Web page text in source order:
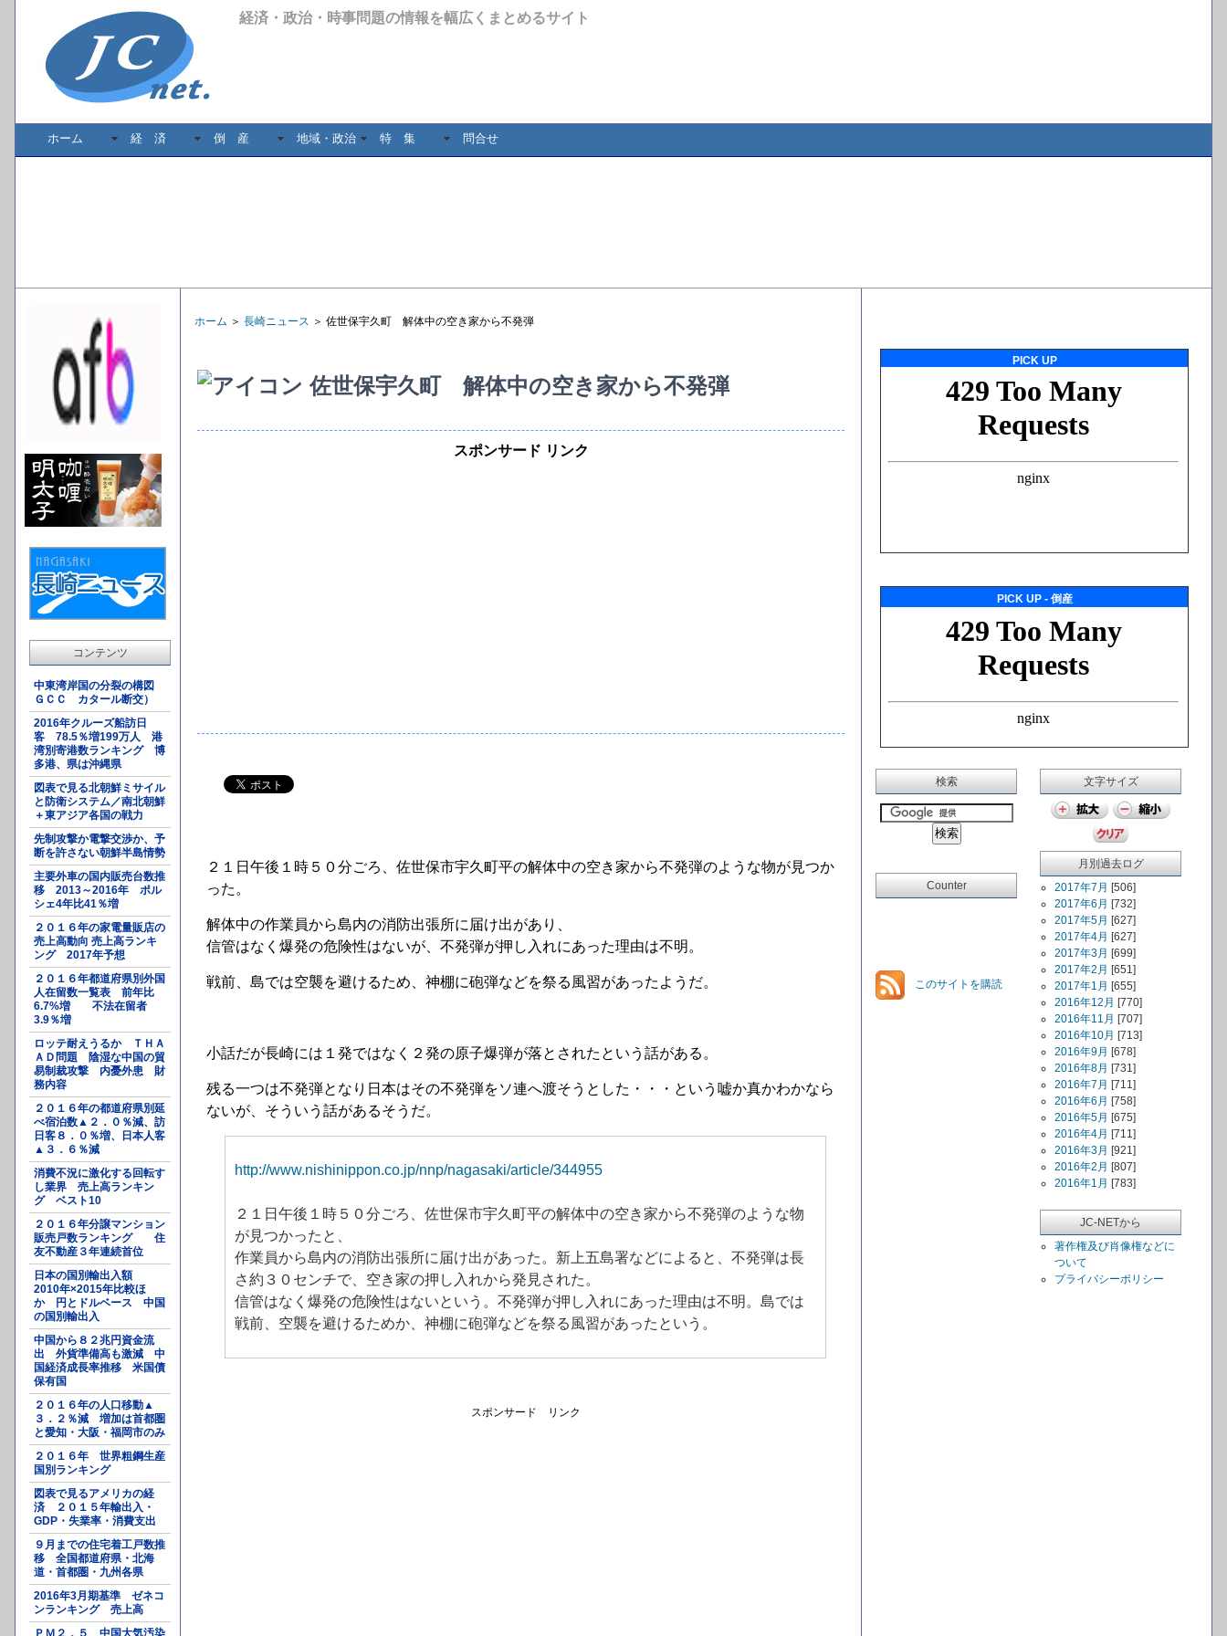
経済・政治・時事問題の情報を幅広くまとめるサイト
ホーム 経 済 倒 産 地域・政治 特 集 問合せ
コンテンツ
中東湾岸国の分裂の構図
ＧＣＣ カタール断交）
2016年クルーズ船訪日
客 78.5％増199万人 港
湾別寄港数ランキング 博
多港、県は沖縄県
図表で見る北朝鮮ミサイル
と防衛システム／南北朝鮮
＋東アジア各国の戦力
先制攻撃か電撃交渉か、予
断を許さない朝鮮半島情勢
主要外車の国内販売台数推
移 2013～2016年 ポル
シェ4年比41％増
２０１６年の家電量販店の
売上高動向 売上高ランキ
ング 2017年予想
２０１６年都道府県別外国
人在留数一覧表 前年比
6.7%増 不法在留者
3.9％増
ロッテ耐えうるか ＴＨＡ
ＡＤ問題 陰湿な中国の貿
易制裁攻撃 内憂外患 財
務内容
２０１６年の都道府県別延
べ宿泊数▲２．０％減、訪
日客８．０％増、日本人客
▲３．６％減
消費不況に激化する回転す
し業界 売上高ランキン
グ ベスト10
２０１６年分譲マンション
販売戸数ランキング 住
友不動産３年連続首位
日本の国別輸出入額
2010年×2015年比較ほ
か 円とドルベース 中国
の国別輸出入
中国から８２兆円資金流
出 外貨準備高も激減 中
国経済成長率推移 米国債
保有国
２０１６年の人口移動▲
３．２％減 増加は首都圏
と愛知・大阪・福岡市のみ
２０１６年 世界粗鋼生産
国別ランキング
図表で見るアメリカの経
済 ２０１５年輸出入・
GDP・失業率・消費支出
９月までの住宅着工戸数推
移 全国都道府県・北海
道・首都圏・九州各県
2016年3月期基準 ゼネコ
ンランキング 売上高
ＰＭ２．５ 中国大気汚染
ホーム ＞ 長崎ニュース ＞ 佐世保宇久町 解体中の空き家から不発弾
佐世保宇久町 解体中の空き家から不発弾
スポンサード リンク
２１日午後１時５０分ごろ、佐世保市宇久町平の解体中の空き家から不発弾のような物が見つか
った。
解体中の作業員から島内の消防出張所に届け出があり、
信管はなく爆発の危険性はないが、不発弾が押し入れにあった理由は不明。
戦前、島では空襲を避けるため、神棚に砲弾などを祭る風習があったようだ。
小話だが長崎には１発ではなく２発の原子爆弾が落とされたという話がある。
残る一つは不発弾となり日本はその不発弾をソ連へ渡そうとした・・・という嘘か真かわかなら
ないが、そういう話があるそうだ。
http://www.nishinippon.co.jp/nnp/nagasaki/article/344955
２１日午後１時５０分ごろ、佐世保市宇久町平の解体中の空き家から不発弾のような物
が見つかったと、
作業員から島内の消防出張所に届け出があった。新上五島署などによると、不発弾は長
さ約３０センチで、空き家の押し入れから発見された。
信管はなく爆発の危険性はないという。不発弾が押し入れにあった理由は不明。島では
戦前、空襲を避けるためか、神棚に砲弾などを祭る風習があったという。
スポンサード リンク
PICK UP
PICK UP - 倒産
検索
Counter
このサイトを購読
文字サイズ
月別過去ログ
2017年7月 [506]
2017年6月 [732]
2017年5月 [627]
2017年4月 [627]
2017年3月 [699]
2017年2月 [651]
2017年1月 [655]
2016年12月 [770]
2016年11月 [707]
2016年10月 [713]
2016年9月 [678]
2016年8月 [731]
2016年7月 [711]
2016年6月 [758]
2016年5月 [675]
2016年4月 [711]
2016年3月 [921]
2016年2月 [807]
2016年1月 [783]
JC-NETから
著作権及び肖像権などに
ついて
プライバシーポリシー